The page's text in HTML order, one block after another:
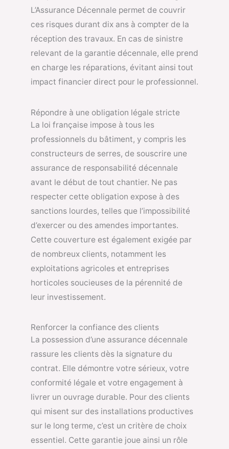
L’Assurance Décennale permet de couvrir
ces risques durant dix ans à compter de la
réception des travaux. En cas de sinistre
relevant de la garantie décennale, elle prend
en charge les réparations, évitant ainsi tout
impact financier direct pour le professionnel.
Répondre à une obligation légale stricte
La loi française impose à tous les
professionnels du bâtiment, y compris les
constructeurs de serres, de souscrire une
assurance de responsabilité décennale
avant le début de tout chantier. Ne pas
respecter cette obligation expose à des
sanctions lourdes, telles que l’impossibilité
d’exercer ou des amendes importantes.
Cette couverture est également exigée par
de nombreux clients, notamment les
exploitations agricoles et entreprises
horticoles soucieuses de la pérennité de
leur investissement.
Renforcer la confiance des clients
La possession d’une assurance décennale
rassure les clients dès la signature du
contrat. Elle démontre votre sérieux, votre
conformité légale et votre engagement à
livrer un ouvrage durable. Pour des clients
qui misent sur des installations productives
sur le long terme, c’est un critère de choix
essentiel. Cette garantie joue ainsi un rôle